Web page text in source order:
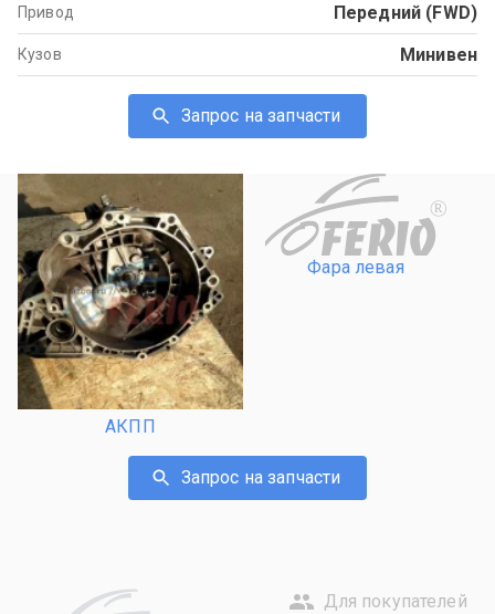
Привод Передний (FWD)
Кузов Минивен
Запрос на запчасти
АКПП
R
Фара левая
Запрос на запчасти
Для покупателей